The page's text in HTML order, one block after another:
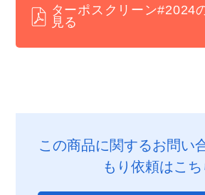
ターポスクリーン#2024
見る
この商品に関するお問い
もり依頼はこち